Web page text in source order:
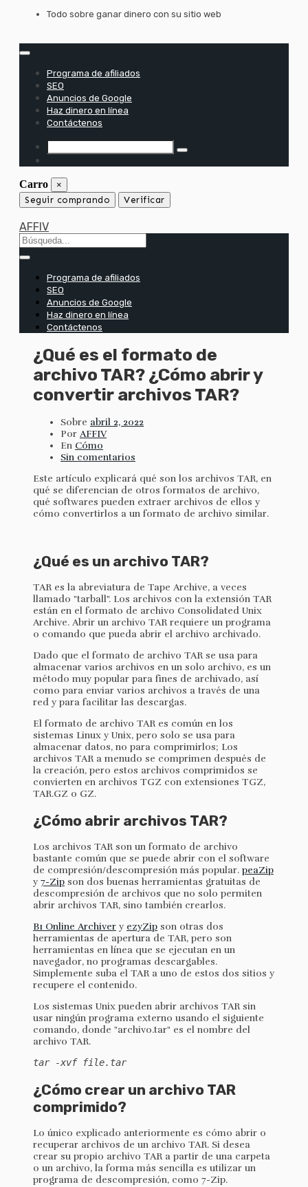
saltar
Todo sobre ganar dinero con su sitio web
Programa de afiliados
SEO
Anuncios de Google
Haz dinero en línea
Contáctenos
Carro ×
Seguir comprando Verificar
AFFIV
Programa de afiliados
SEO
Anuncios de Google
Haz dinero en línea
Contáctenos
¿Qué es el formato de
archivo TAR? ¿Cómo abrir y
convertir archivos TAR?
Sobre abril 2, 2022
Por AFFIV
En Cómo
Sin comentarios
Este artículo explicará qué son los archivos TAR, en
qué se diferencian de otros formatos de archivo,
qué softwares pueden extraer archivos de ellos y
cómo convertirlos a un formato de archivo similar.
¿Qué es un archivo TAR?
TAR es la abreviatura de Tape Archive, a veces
llamado "tarball". Los archivos con la extensión TAR
están en el formato de archivo Consolidated Unix
Archive. Abrir un archivo TAR requiere un programa
o comando que pueda abrir el archivo archivado.
Dado que el formato de archivo TAR se usa para
almacenar varios archivos en un solo archivo, es un
método muy popular para fines de archivado, así
como para enviar varios archivos a través de una
red y para facilitar las descargas.
El formato de archivo TAR es común en los
sistemas Linux y Unix, pero solo se usa para
almacenar datos, no para comprimirlos; Los
archivos TAR a menudo se comprimen después de
la creación, pero estos archivos comprimidos se
convierten en archivos TGZ con extensiones TGZ,
TAR.GZ o GZ.
¿Cómo abrir archivos TAR?
Los archivos TAR son un formato de archivo
bastante común que se puede abrir con el software
de compresión/descompresión más popular. peaZip
y7-Zip son dos buenas herramientas gratuitas de
descompresión de archivos que no solo permiten
abrir archivos TAR, sino también crearlos.
B1 Online Archiver y ezyZip son otras dos
herramientas de apertura de TAR, pero son
herramientas en línea que se ejecutan en un
navegador, no programas descargables.
Simplemente suba el TAR a uno de estos dos sitios y
recupere el contenido.
Los sistemas Unix pueden abrir archivos TAR sin
usar ningún programa externo usando el siguiente
comando, donde "archivo.tar" es el nombre del
archivo TAR.
tar -xvf file.tar
¿Cómo crear un archivo TAR
comprimido?
Lo único explicado anteriormente es cómo abrir o
recuperar archivos de un archivo TAR. Si desea
crear su propio archivo TAR a partir de una carpeta
o un archivo, la forma más sencilla es utilizar un
programa de descompresión, como 7-Zip.